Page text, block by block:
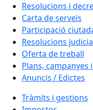
Resolucions i
Carta de serveis
Participació
Resolucions
Oferta de treball
Plans, campanyes
Anuncis / Edictes
Tràmits i gestions